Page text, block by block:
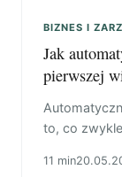
BIZNES I
Jak
pierwszej
to, co
granice
11 min